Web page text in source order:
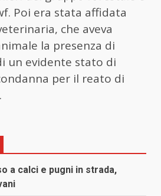
Poi era stata affidata
che aveva
la presenza di
un evidente stato di
per il reato di
a calci e pugni in strada,